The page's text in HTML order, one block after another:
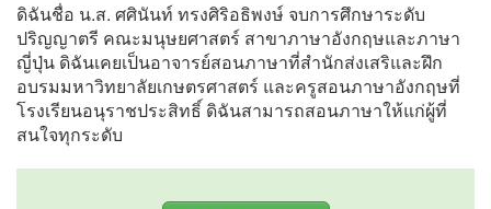
ดิฉันชื่อ น.ส. ศศินันท์ ทรงศิริอธิพงษ์ จบการศึกษาระดับ
ปริญญาตรี คณะมนุษยศาสตร์ สาขาภาษาอังกฤษและภาษา
ญี่ปุ่น ดิฉันเคยเป็นอาจารย์สอนภาษาที่สำนักส่งเสริและฝึก
อบรมมหาวิทยาลัยเกษตรศาสตร์ และครูสอนภาษาอังกฤษที่
โรงเรียนอนุราชประสิทธิ์ ดิฉันสามารถสอนภาษาให้แก่ผู้ที่
สนใจทุกระดับ